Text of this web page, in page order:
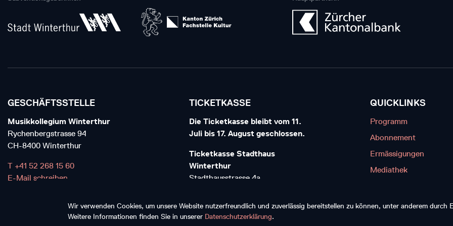
GESCHÄFTSSTELLE
Musikkollegium Winterthur
Rychenbergstrasse 94
CH-8400 Winterthur
T +41 52 268 15 60
E-Mail schreiben
TICKETKASSE
Die Ticketkasse bleibt vom 11.
Juli bis 17. August geschlossen.
Ticketkasse Stadthaus
Winterthur
Stadthausstrasse 4a
T+41 52 620 20 20
E-Mail schreiben
QUICKLINKS
Programm
Abonnement
Ermässigungen
Mediathek
Diskografie
Wir verwenden Cookies, um unsere Website nutzerfreundlich und zuverlässig bereitstellen zu können, unter anderem durch
Weitere Informationen finden Sie in unserer Datenschutzerklärung.